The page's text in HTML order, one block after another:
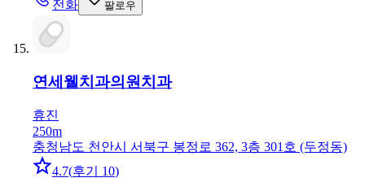
전화 팔로우
연세웰치과의원 치과
휴진
250m
충청남도 천안시 서북구 봉정로 362, 3층 301호 (두정동)
4.7(후기 10)